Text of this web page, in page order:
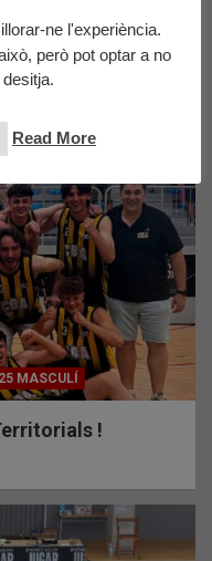
MASCULÍ
!
ne l'experiència.
però pot optar a no
Read More